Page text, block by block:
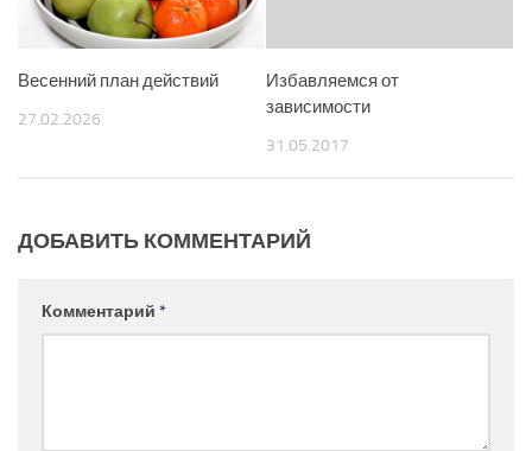
Весенний план действий
27.02.2026
Избавляемся от
зависимости
31.05.2017
ДОБАВИТЬ КОММЕНТАРИЙ
Комментарий *